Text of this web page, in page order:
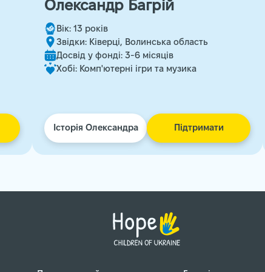
Олександр Багрій
Вік: 13 років
Звідки: Ківерці, Волинська область
Досвід у фонді: 3-6 місяців
Хобі: Комп'ютерні ігри та музика
Історія Олександра Підтримати